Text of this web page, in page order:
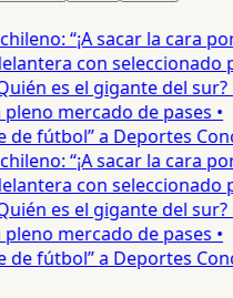
“¡A sacar la cara por
con seleccionado
es el gigante del sur? •
mercado de pases •
fútbol” a Deportes
“¡A sacar la cara por
con seleccionado
es el gigante del sur? •
mercado de pases •
fútbol” a Deportes